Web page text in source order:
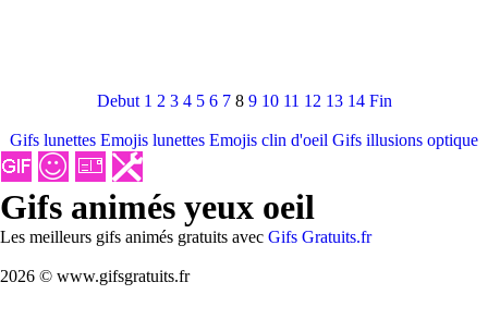
Debut 1 2 3 4 5 6 7 8 9 10 11 12 13 14 Fin
Gifs lunettes Emojis lunettes Emojis clin d'oeil Gifs illusions optique
Gifs animés yeux oeil
Les meilleurs gifs animés gratuits avec Gifs Gratuits.fr
2026 © www.gifsgratuits.fr